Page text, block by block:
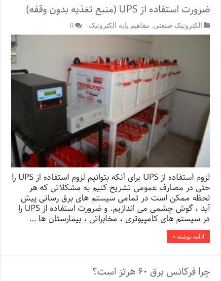
ضرورت استفاده از UPS (منبع تغذیه بدون وقفه)
الکترونیک صنعتی, مفاهیم پایه الکترونیک 0
لزوم استفاده از UPS برای آنکه بتوانیم لزوم استفاده از UPS را
حتی در مصارف عمومی تشریح کنیم به مشکلاتی که هر
لحظه ممکن است در تمامی سیستم های برق رسانی پیش
آید ، گوش چشمی می اندازیم. و ضرورت استفاده از UPS را
در سیستم های کامپیوتری ، مخابراتی ، بیمارستان ها …
ادامه نوشته »
چرا فرکانس برق ۶۰ هرتز است؟